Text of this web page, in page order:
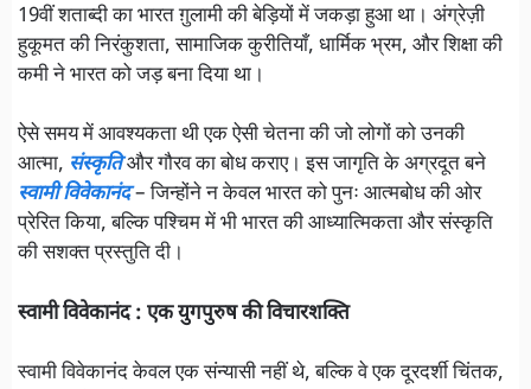
19वीं शताब्दी का भारत ग़ुलामी की बेड़ियों में जकड़ा हुआ था। अंग्रेज़ी
हुकूमत की निरंकुशता, सामाजिक कुरीतियाँ, धार्मिक भ्रम, और शिक्षा की
कमी ने भारत को जड़ बना दिया था।
ऐसे समय में आवश्यकता थी एक ऐसी चेतना की जो लोगों को उनकी
आत्मा, संस्कृतिऔर गौरव का बोध कराए। इस जागृति के अग्रदूत बने
स्वामी विवेकानंद– जिन्होंने न केवल भारत को पुनः आत्मबोध की ओर
प्रेरित किया, बल्कि पश्चिम में भी भारत की आध्यात्मिकता और संस्कृति
की सशक्त प्रस्तुति दी।
स्वामी विवेकानंद : एक युगपुरुष की विचारशक्ति
स्वामी विवेकानंद केवल एक संन्यासी नहीं थे, बल्कि वे एक दूरदर्शी चिंतक,